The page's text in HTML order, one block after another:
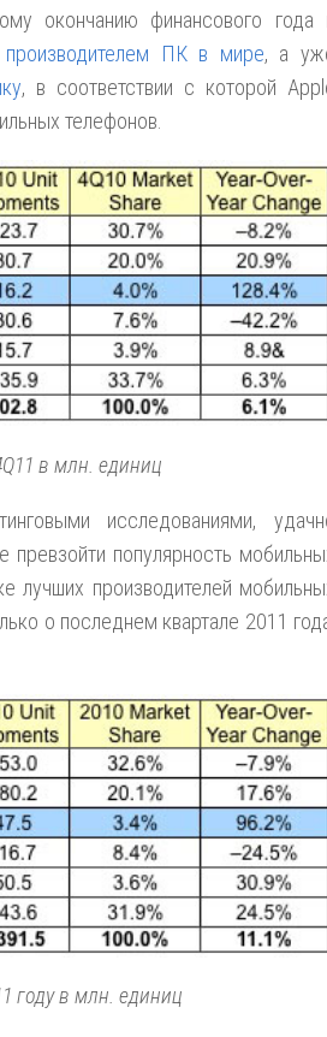
окончанию финансового года
ПК в мире, а
, в соответствии с которой
телефонов.
в млн. единиц
исследованиями,
превзойти популярность
лучших производителей
о последнем квартале 2011
году в млн. единиц